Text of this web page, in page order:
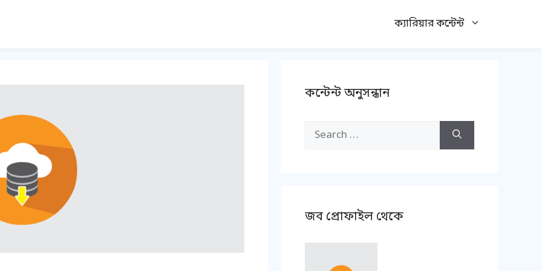
ক্যারিয়ার কন্টেন্ট
কন্টেন্ট অনুসন্ধান
Search
জব প্রোফাইল থেকে